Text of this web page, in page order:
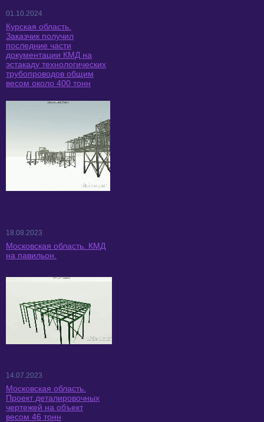
01.10.2024
Курская область.
Заказчик получил
последние части
документации КМД на
эстакаду технологических
трубопроводов общим
весом около 400 тонн
18.08.2023
Московская область. КМД
на павильон.
14.07.2023
Московская область.
Проект деталировочных
чертежей на объект
весом 46 тонн